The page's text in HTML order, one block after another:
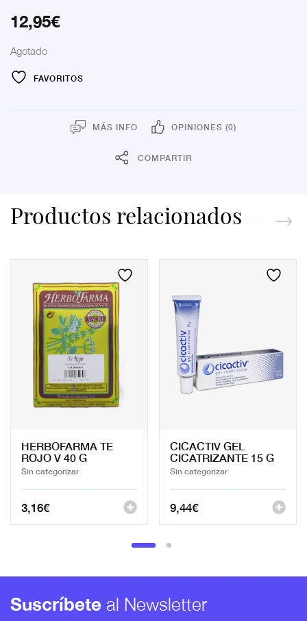
12,95€
Agotado
FAVORITOS
MÁS INFO OPINIONES (0)
COMPARTIR
Productos relacionados
HERBOFARMA TE
ROJO V 40 G
Sin categorizar
3,16€
CICACTIV GEL
CICATRIZANTE 15 G
Sin categorizar
9,44€
Suscríbete al Newsletter